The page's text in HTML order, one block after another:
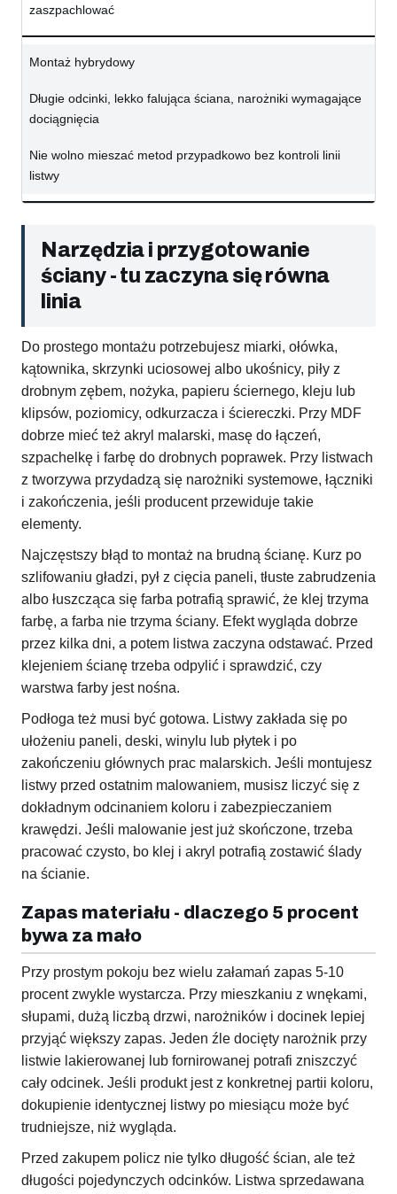
zaszpachlować
Montaż hybrydowy
Długie odcinki, lekko falująca ściana, narożniki wymagające
dociągnięcia
Nie wolno mieszać metod przypadkowo bez kontroli linii
listwy
Narzędzia i przygotowanie
ściany - tu zaczyna się równa
linia
Do prostego montażu potrzebujesz miarki, ołówka,
kątownika, skrzynki uciosowej albo ukośnicy, piły z
drobnym zębem, nożyka, papieru ściernego, kleju lub
klipsów, poziomicy, odkurzacza i ściereczki. Przy MDF
dobrze mieć też akryl malarski, masę do łączeń,
szpachelkę i farbę do drobnych poprawek. Przy listwach
z tworzywa przydadzą się narożniki systemowe, łączniki
i zakończenia, jeśli producent przewiduje takie
elementy.
Najczęstszy błąd to montaż na brudną ścianę. Kurz po
szlifowaniu gładzi, pył z cięcia paneli, tłuste zabrudzenia
albo łuszcząca się farba potrafią sprawić, że klej trzyma
farbę, a farba nie trzyma ściany. Efekt wygląda dobrze
przez kilka dni, a potem listwa zaczyna odstawać. Przed
klejeniem ścianę trzeba odpylić i sprawdzić, czy
warstwa farby jest nośna.
Podłoga też musi być gotowa. Listwy zakłada się po
ułożeniu paneli, deski, winylu lub płytek i po
zakończeniu głównych prac malarskich. Jeśli montujesz
listwy przed ostatnim malowaniem, musisz liczyć się z
dokładnym odcinaniem koloru i zabezpieczaniem
krawędzi. Jeśli malowanie jest już skończone, trzeba
pracować czysto, bo klej i akryl potrafią zostawić ślady
na ścianie.
Zapas materiału - dlaczego 5 procent
bywa za mało
Przy prostym pokoju bez wielu załamań zapas 5-10
procent zwykle wystarcza. Przy mieszkaniu z wnękami,
słupami, dużą liczbą drzwi, narożników i docinek lepiej
przyjąć większy zapas. Jeden źle docięty narożnik przy
listwie lakierowanej lub fornirowanej potrafi zniszczyć
cały odcinek. Jeśli produkt jest z konkretnej partii koloru,
dokupienie identycznej listwy po miesiącu może być
trudniejsze, niż wygląda.
Przed zakupem policz nie tylko długość ścian, ale też
długości pojedynczych odcinków. Listwa sprzedawana